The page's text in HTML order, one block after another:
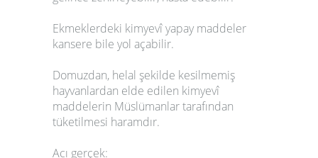
Ekmeklerdeki kimyevî yapay maddeler
kansere bile yol açabilir.
Domuzdan, helal şekilde kesilmemiş
hayvanlardan elde edilen kimyevî
maddelerin Müslümanlar tarafından
tüketilmesi haramdır.
Acı gerçek: